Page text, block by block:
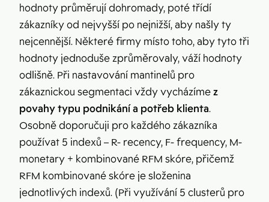
hodnoty průměrují dohromady, poté třídí
zákazníky od nejvyšší po nejnižší, aby našly ty
nejcennější. Některé firmy místo toho, aby tyto tři
hodnoty jednoduše zprůměrovaly, váží hodnoty
odlišně. Při nastavování mantinelů pro
zákaznickou segmentaci vždy vycházímez
povahy typu podnikání a potřeb klienta.
Osobně doporučuji pro každého zákazníka
používat 5 indexů – R- recency, F- frequency, M-
monetary + kombinované RFM skóre, přičemž
RFM kombinované skóre je složenina
jednotlivých indexů. (Při využívání 5 clusterů pro